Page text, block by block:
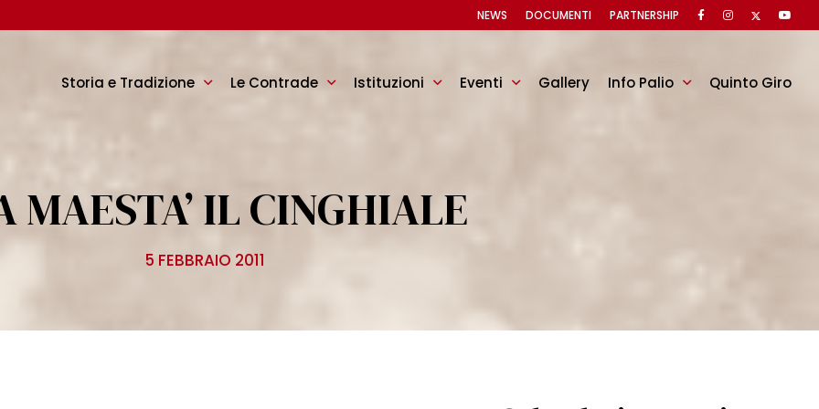
Storia e Tradizione Le Contrade Istituzioni Eventi Gallery Info Palio Quinto Giro
NEWS DOCUMENTI PARTNERSHIP
MAESTA’ IL CINGHIALE
5 FEBBRAIO 2011